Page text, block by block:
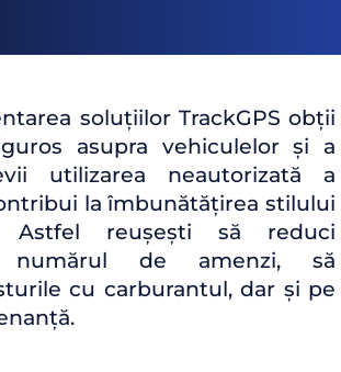
soluțiilor TrackGPS obții
asupra vehiculelor și a
utilizarea neautorizată a
la îmbunătățirea stilului
Astfel reușești să reduci
numărul de amenzi, să
cu carburantul, dar și pe